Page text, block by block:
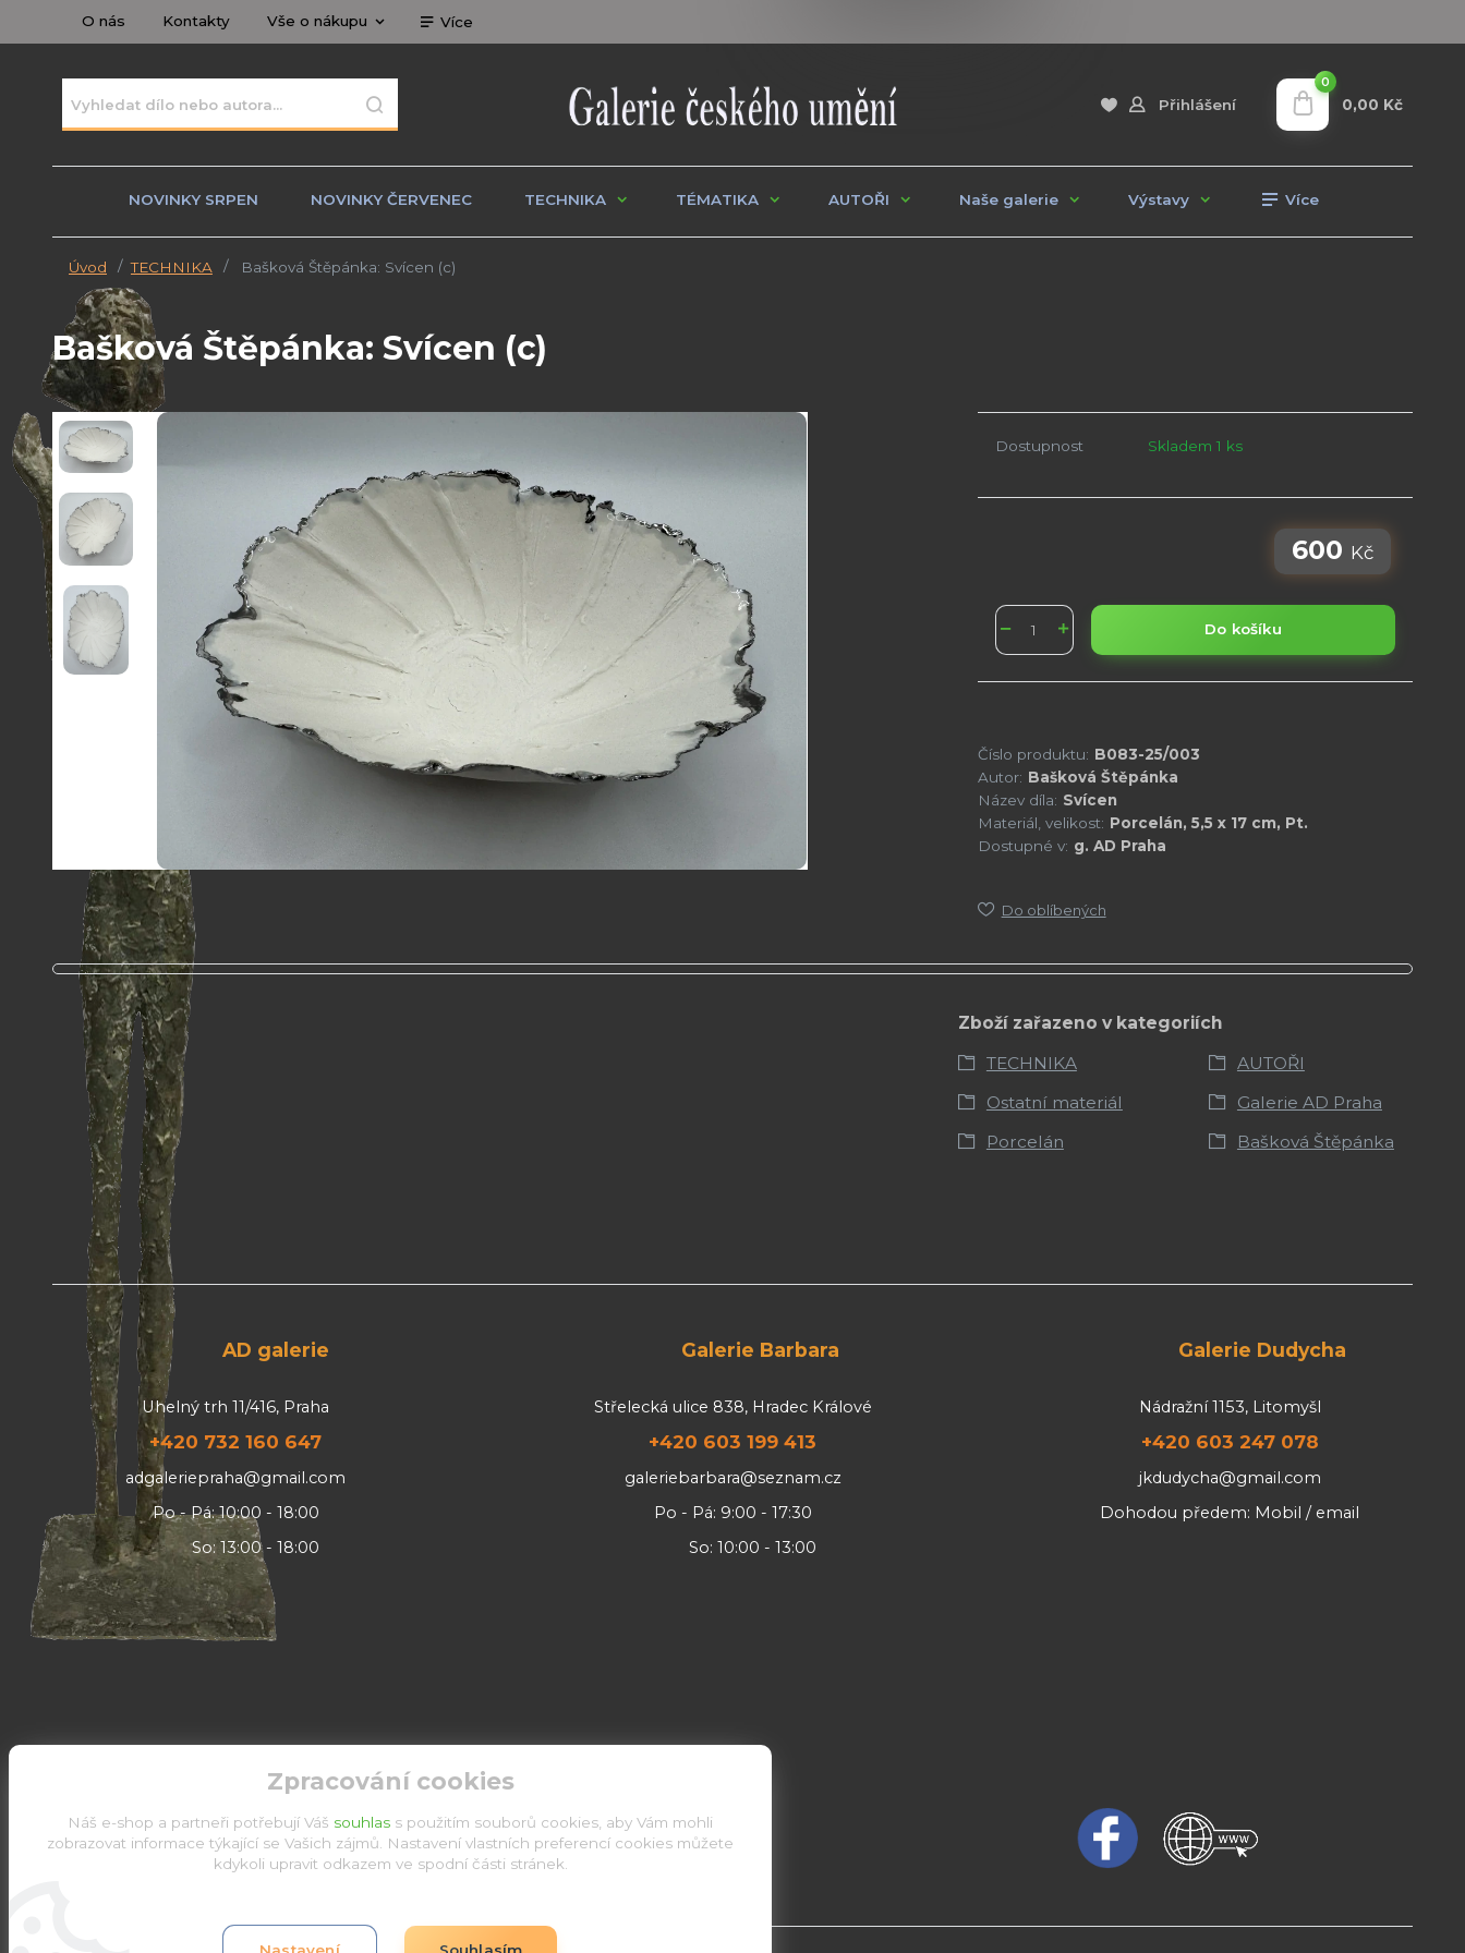
O nás Kontakty Vše o nákupu Více
Přihlášení
0
0,00 Kč
NOVINKY SRPEN NOVINKY ČERVENEC TECHNIKA TÉMATIKA AUTOŘI Naše galerie Výstavy Více
Úvod TECHNIKA Bašková Štěpánka: Svícen (c)
Bašková Štěpánka: Svícen (c)
Dostupnost Skladem 1 ks
600 Kč
Do košíku
Číslo produktu: B083-25/003
Autor: Bašková Štěpánka
Název díla: Svícen
Materiál, velikost: Porcelán, 5,5 x 17 cm, Pt.
Dostupné v: g. AD Praha
Do oblíbených
Zboží zařazeno v kategoriích
TECHNIKA
AUTOŘI
Ostatní materiál
Galerie AD Praha
Porcelán
Bašková Štěpánka
AD galerie
Uhelný trh 11/416, Praha
+420 732 160 647
adgaleriepraha@gmail.com
Po - Pá: 10:00 - 18:00
So: 13:00 - 18:00
Galerie Barbara
Střelecká ulice 838, Hradec Králové
+420 603 199 413
galeriebarbara@seznam.cz
Po - Pá: 9:00 - 17:30
So: 10:00 - 13:00
Galerie Dudycha
Nádražní 1153, Litomyšl
+420 603 247 078
jkdudycha@gmail.com
Dohodou předem: Mobil / email
Zpracování cookies
Náš e-shop a partneři potřebují Váš souhlas s použitím souborů cookies, aby Vám mohli
zobrazovat informace týkající se Vašich zájmů. Nastavení vlastních preferencí cookies můžete
kdykoli upravit odkazem ve spodní části stránek.